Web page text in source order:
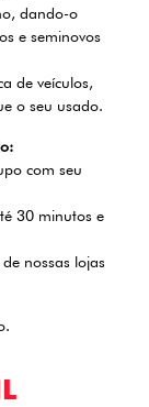
dando-o
e seminovos
de veículos,
o seu usado.
com seu
30 minutos e
nossas lojas